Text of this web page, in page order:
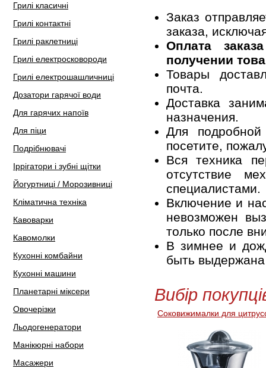
Грилі класичні
Грилі контактні
Грилі раклетниці
Грилі електросковороди
Грилі електрошашличниці
Дозатори гарячої води
Для гарячих напоїв
Для піци
Подрібнювачі
Іррігатори і зубні щітки
Йогуртниці / Морозивниці
Кліматична техніка
Кавоварки
Кавомолки
Кухонні комбайни
Кухонні машини
Планетарні міксери
Овочерізки
Льодогенератори
Манікюрні набори
Масажери
Заказ
заказа,
Оплата
получении
Товары
почта.
Доставка
назначения.
Для
посетите,
Вся техника
отсутствие
специалистами.
Включение и
невозможен
только после
В зимнее и
быть
Вибір
Соковижималки для